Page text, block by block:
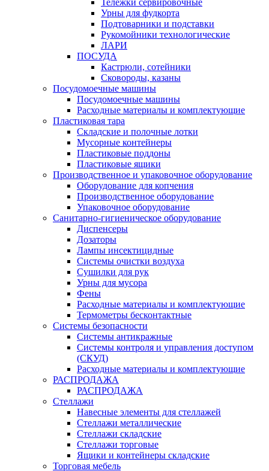
Тележки сервировочные
Урны для фудкорта
Подтоварники и подставки
Рукомойники технологические
ЛАРИ
ПОСУДА
Кастрюли, сотейники
Сковороды, казаны
Посудомоечные машины
Посудомоечные машины
Расходные материалы и комплектующие
Пластиковая тара
Складские и полочные лотки
Мусорные контейнеры
Пластиковые поддоны
Пластиковые ящики
Производственное и упаковочное оборудование
Оборудование для копчения
Производственное оборудование
Упаковочное оборудование
Санитарно-гигиеническое оборудование
Диспенсеры
Дозаторы
Лампы инсектицидные
Системы очистки воздуха
Сушилки для рук
Урны для мусора
Фены
Расходные материалы и комплектующие
Термометры бесконтактные
Системы безопасности
Системы антикражные
Системы контроля и управления доступом
(СКУД)
Расходные материалы и комплектующие
РАСПРОДАЖА
РАСПРОДАЖА
Стеллажи
Навесные элементы для стеллажей
Стеллажи металлические
Стеллажи складские
Стеллажи торговые
Ящики и контейнеры складские
Торговая мебель